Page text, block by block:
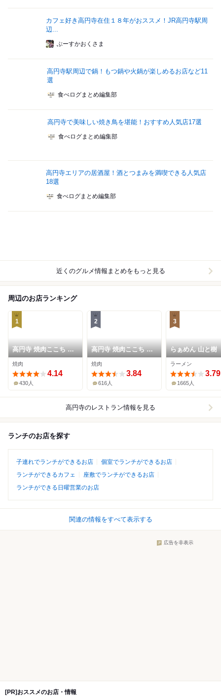
カフェ好き高円寺在住１８年がおススメ！JR高円寺駅周
辺...
ぶーすかおくさま
高円寺駅周辺で鍋！もつ鍋や火鍋が楽しめるお店など11
選
食べログまとめ編集部
高円寺で美味しい焼き鳥を堪能！おすすめ人気店17選
食べログまとめ編集部
高円寺エリアの居酒屋！酒とつまみを満喫できる人気店
18選
食べログまとめ編集部
近くのグルメ情報まとめをもっと見る
周辺のお店ランキング
1
高円寺 焼肉ここち 本
店
焼肉
4.14
430人
2
高円寺 焼肉ここち 市
場店
焼肉
3.84
616人
3
らぁめん 山と樹
ラーメン
3.79
1665人
高円寺のレストラン情報を見る
ランチのお店を探す
子連れでランチができるお店
個室でランチができるお店
ランチができるカフェ
座敷でランチができるお店
ランチができる日曜営業のお店
関連の情報をすべて表示する
広告を非表示
[PR]おススメのお店・情報